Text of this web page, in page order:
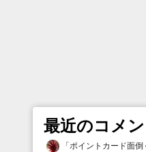
最近のコメン
「ポイントカード面